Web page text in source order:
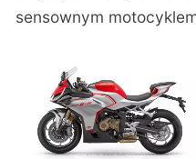
sensownym